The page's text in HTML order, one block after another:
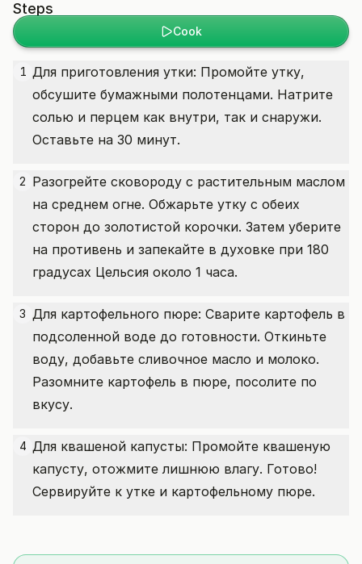
Steps
Cook
1 Для приготовления утки: Промойте утку,
обсушите бумажными полотенцами. Натрите
солью и перцем как внутри, так и снаружи.
Оставьте на 30 минут.
2 Разогрейте сковороду с растительным маслом
на среднем огне. Обжарьте утку с обеих
сторон до золотистой корочки. Затем уберите
на противень и запекайте в духовке при 180
градусах Цельсия около 1 часа.
3 Для картофельного пюре: Сварите картофель в
подсоленной воде до готовности. Откиньте
воду, добавьте сливочное масло и молоко.
Разомните картофель в пюре, посолите по
вкусу.
4 Для квашеной капусты: Промойте квашеную
капусту, отожмите лишнюю влагу. Готово!
Сервируйте к утке и картофельному пюре.